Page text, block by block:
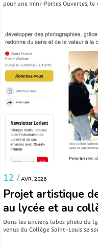
pour une mini-Portes Ouvertes, le
12 / AVR. 2026
Projet artistique
au lycée et au
Dans les anciens labos photo du
venus du Collège Saint-Louis se